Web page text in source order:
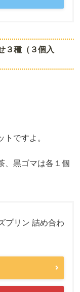
３種（３個入
ですよ。
、黒ゴマは各１個
プリン 詰め合わ